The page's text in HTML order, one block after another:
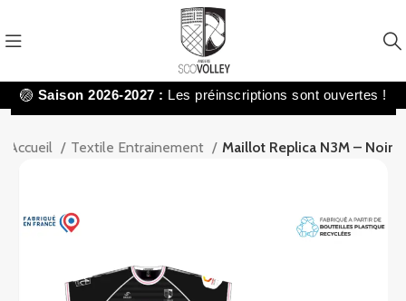
🏐 Saison 2026-2027 : Les préinscriptions sont ouvertes !
Accueil Textile Entrainement Maillot Replica N3M – Noir